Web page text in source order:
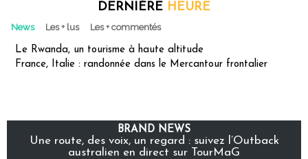
DERNIÈRE HEURE
News Les + lus Les + commentés
Le Rwanda, un tourisme à haute altitude
France, Italie : randonnée dans le Mercantour frontalier
BRAND NEWS
Une route, des voix, un regard : suivez l’Outback
australien en direct sur TourMaG